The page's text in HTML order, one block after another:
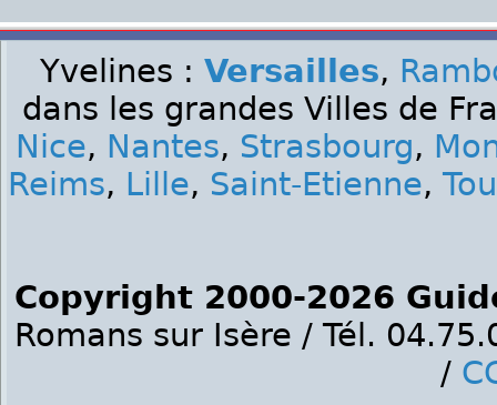
Yvelines : Versailles,
dans les grandes Villes de
Nice, Nantes, Strasbourg,
Reims, Lille, Saint-Etienne,
Copyright 2000-2026
Romans sur Isère / Tél.
/